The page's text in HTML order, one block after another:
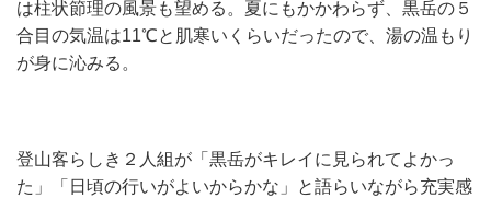
は柱状節理の風景も望める。夏にもかかわらず、黒岳の５
合目の気温は11℃と肌寒いくらいだったので、湯の温もり
が身に沁みる。
登山客らしき２人組が「黒岳がキレイに見られてよかっ
た」「日頃の行いがよいからかな」と語らいながら充実感